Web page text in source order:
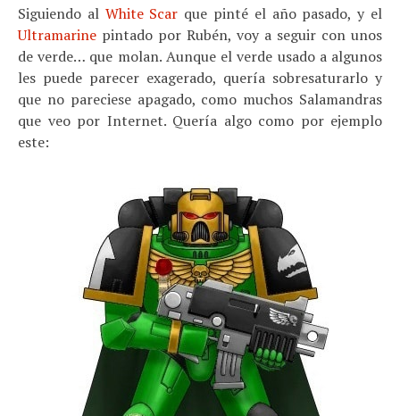
Siguiendo al White Scar que pinté el año pasado, y el
Ultramarine pintado por Rubén, voy a seguir con unos
de verde… que molan. Aunque el verde usado a algunos
les puede parecer exagerado, quería sobresaturarlo y
que no pareciese apagado, como muchos Salamandras
que veo por Internet. Quería algo como por ejemplo
este: